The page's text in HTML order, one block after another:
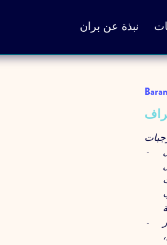
نبذة عن بران